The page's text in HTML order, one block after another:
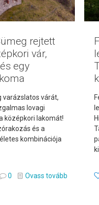
rejtett
vár,
egy
varázslatos várát,
lovagi
középkori lakomát!
és a
kombinációja
0 Ovass tovább